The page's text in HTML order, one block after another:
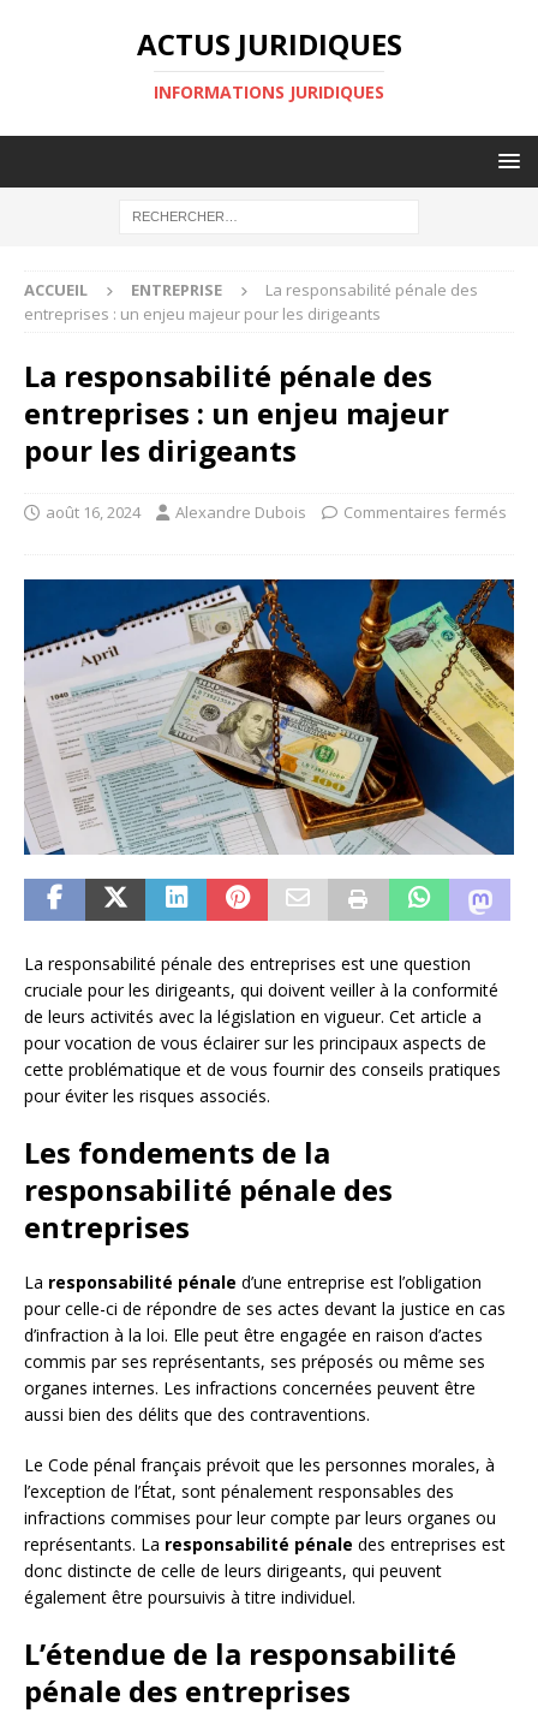
ACTUS JURIDIQUES
INFORMATIONS JURIDIQUES
ACCUEIL ENTREPRISE
La responsabilité pénale des
entreprises : un enjeu majeur pour les dirigeants
La responsabilité pénale des
entreprises : un enjeu majeur
pour les dirigeants
août 16, 2024 Alexandre Dubois Commentaires fermés
La responsabilité pénale des entreprises est une question
cruciale pour les dirigeants, qui doivent veiller à la conformité
de leurs activités avec la législation en vigueur. Cet article a
pour vocation de vous éclairer sur les principaux aspects de
cette problématique et de vous fournir des conseils pratiques
pour éviter les risques associés.
Les fondements de la
responsabilité pénale des
entreprises
La responsabilité pénale d’une entreprise est l’obligation
pour celle-ci de répondre de ses actes devant la justice en cas
d’infraction à la loi. Elle peut être engagée en raison d’actes
commis par ses représentants, ses préposés ou même ses
organes internes. Les infractions concernées peuvent être
aussi bien des délits que des contraventions.
Le Code pénal français prévoit que les personnes morales, à
l’exception de l’État, sont pénalement responsables des
infractions commises pour leur compte par leurs organes ou
représentants. La responsabilité pénale des entreprises est
donc distincte de celle de leurs dirigeants, qui peuvent
également être poursuivis à titre individuel.
L’étendue de la responsabilité
pénale des entreprises